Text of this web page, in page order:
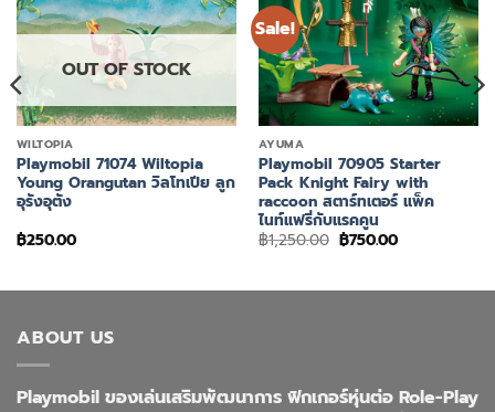
OUT OF STOCK
WILTOPIA
Playmobil 71074 Wiltopia
Young Orangutan วิลโทเปีย ลูก
อุรังอุตัง
฿250.00
Sale!
AYUMA
Playmobil 70905 Starter
Pack Knight Fairy with
raccoon สตาร์ทเตอร์ แพ็ค
ไนท์แฟรี่กับแรคคูน
฿1,250.00 Original
price
฿750.00Current
ABOUT US
Playmobil ของเล่นเสริมพัฒนาการ ฟิกเกอร์หุ่นต่อ Role-Play